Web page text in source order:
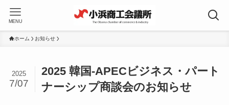
MENU
ホーム お知らせ
2025 韓国-APECビジネス・パート
ナーシップ商談会のお知らせ
2025
7/07